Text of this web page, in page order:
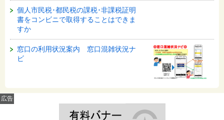
個人市民税･都民税の課税･非課税証明
書をコンビニで取得することはできま
すか
窓口の利用状況案内 窓口混雑状況ナ
ビ
広告